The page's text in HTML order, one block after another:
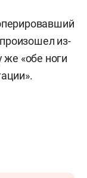
из-
же «обе ноги